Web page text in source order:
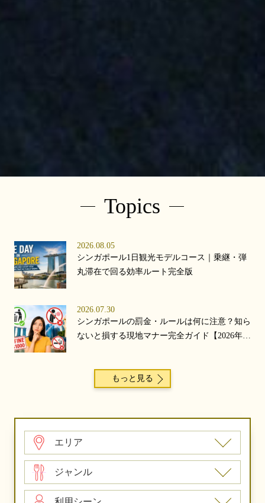
Topics
2026.08.05
シンガポール1日観光モデルコース｜乗継・弾
丸滞在で回る効率ルート完全版
2026.07.30
シンガポールの罰金・ルールは何に注意？知ら
ないと損する現地マナー完全ガイド【2026年
もっと見る